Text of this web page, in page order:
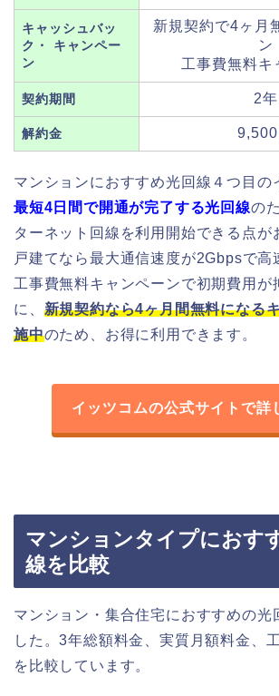
キャッシュバッ
ク・ キャンペー
ン
新規契約で4ヶ月
ン
工事費無料キ
契約期間 2年
解約金 9,500
マンションにおすすめ光回線４つ目の
最短4日間で開通が完了する光回線の
ターネット回線を利用開始できる点が
戸建てなら最大通信速度が2Gbpsで高
工事費無料キャンペーンで初期費用が
に、 新規契約なら4ヶ月間無料になる
施中のため、お得に利用できます。
イッツコムの公式サイトで詳
マンションタイプにおす
線を比較
マンション・集合住宅におすすめの光
した。3年総額料金、実質月額料金、
を比較しています。